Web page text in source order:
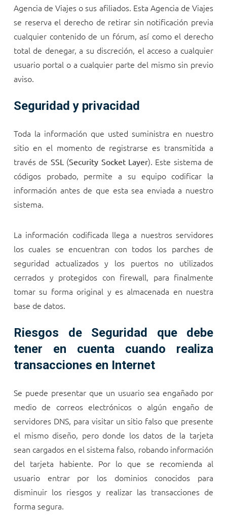
Agencia de Viajes o sus afiliados. Esta Agencia de Viajes
se reserva el derecho de retirar sin notificación previa
cualquier contenido de un fórum, así como el derecho
total de denegar, a su discreción, el acceso a cualquier
usuario portal o a cualquier parte del mismo sin previo
aviso.
Seguridad y privacidad
Toda la información que usted suministra en nuestro
sitio en el momento de registrarse es transmitida a
través de SSL (Security Socket Layer). Este sistema de
códigos probado, permite a su equipo codificar la
información antes de que esta sea enviada a nuestro
sistema.
La información codificada llega a nuestros servidores
los cuales se encuentran con todos los parches de
seguridad actualizados y los puertos no utilizados
cerrados y protegidos con firewall, para finalmente
tomar su forma original y es almacenada en nuestra
base de datos.
Riesgos de Seguridad que debe
tener en cuenta cuando realiza
transacciones en Internet
Se puede presentar que un usuario sea engañado por
medio de correos electrónicos o algún engaño de
servidores DNS, para visitar un sitio falso que presente
el mismo diseño, pero donde los datos de la tarjeta
sean cargados en el sistema falso, robando información
del tarjeta habiente. Por lo que se recomienda al
usuario entrar por los dominios conocidos para
disminuir los riesgos y realizar las transacciones de
forma segura.